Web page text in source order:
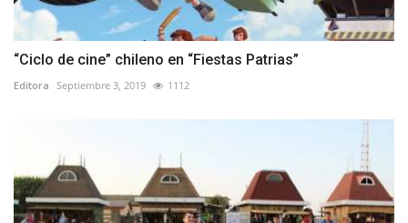
“Ciclo de cine” chileno en “Fiestas Patrias”
Editora Septiembre 3, 2019 1112